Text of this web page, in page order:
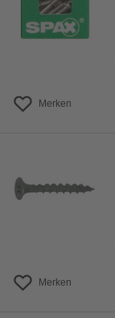
Merken
Merken